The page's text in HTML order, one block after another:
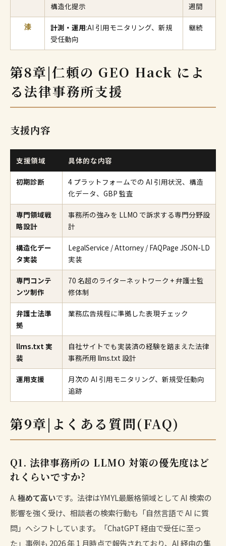
構造化提示
週間
漆 計測・運用:AI 引用モニタリング、新規
受任動向
継続
第8章|仁頼の GEO Hack によ
る法律事務所支援
支援内容
支援領域 具体的な内容
初期診断
4 プラットフォームでの AI 引用状況、構造
化データ、GBP 監査
専門領域戦
略設計
事務所の強みを LLMO で訴求する専門分野設
計
構造化デー
タ実装
LegalService / Attorney / FAQPage JSON-LD
実装
専門コンテ
ンツ制作
70 名超のライターネットワーク + 弁護士監
修体制
弁護士法準
拠
業務広告規程に準拠した表現チェック
llms.txt 実
装
自社サイトでも実装済の経験を踏まえた法律
事務所用 llms.txt 設計
運用支援
月次の AI 引用モニタリング、新規受任動向
追跡
第9章|よくある質問(FAQ)
Q1. 法律事務所の LLMO 対策の優先度はど
れくらいですか?
A.極めて高いです。法律はYMYL最厳格領域として AI 検索の
影響を強く受け、相談者の検索行動も「自然言語で AI に質
問」へシフトしています。「ChatGPT 経由で受任に至っ
た」事例も 2026 年 1 月時点で報告されており、AI 経由の集